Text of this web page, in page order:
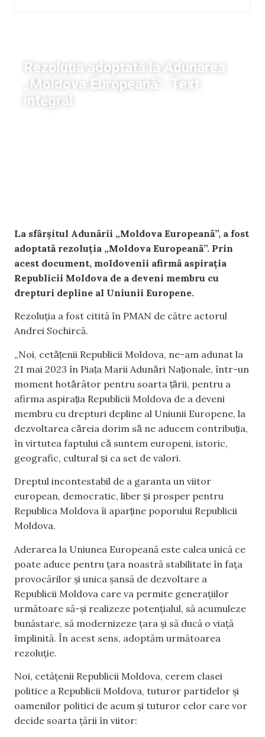
Rezoluția adoptată la Adunarea
„Moldova Europeană“. Text
integral
La sfârșitul Adunării „Moldova Europeană”, a fost
adoptată rezoluția „Moldova Europeană”. Prin
acest document, moldovenii afirmă aspirația
Republicii Moldova de a deveni membru cu
drepturi depline al Uniunii Europene.
Rezoluția a fost citită în PMAN de către actorul
Andrei Sochircă.
„Noi, cetățenii Republicii Moldova, ne-am adunat la
21 mai 2023 în Piața Marii Adunări Naționale, într-un
moment hotărâtor pentru soarta țării, pentru a
afirma aspirația Republicii Moldova de a deveni
membru cu drepturi depline al Uniunii Europene, la
dezvoltarea căreia dorim să ne aducem contribuția,
în virtutea faptului că suntem europeni, istoric,
geografic, cultural și ca set de valori.
Dreptul incontestabil de a garanta un viitor
european, democratic, liber și prosper pentru
Republica Moldova îi aparține poporului Republicii
Moldova.
Aderarea la Uniunea Europeană este calea unică ce
poate aduce pentru țara noastră stabilitate în fața
provocărilor și unica șansă de dezvoltare a
Republicii Moldova care va permite generațiilor
următoare să-și realizeze potențialul, să acumuleze
bunăstare, să modernizeze țara și să ducă o viață
împlinită. În acest sens, adoptăm următoarea
rezoluție.
Noi, cetățenii Republicii Moldova, cerem clasei
politice a Republicii Moldova, tuturor partidelor și
oamenilor politici de acum și tuturor celor care vor
decide soarta țării în viitor: